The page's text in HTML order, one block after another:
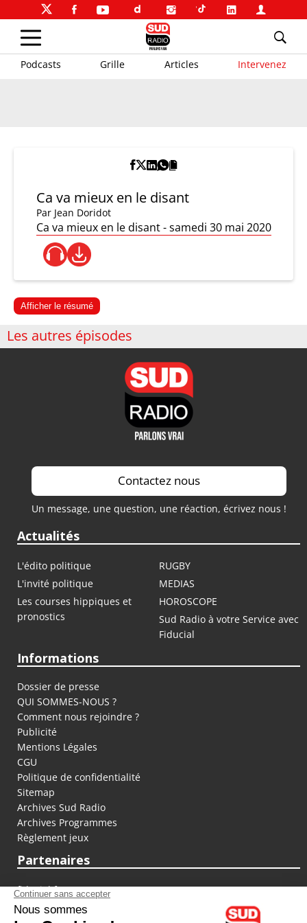
Podcasts Grille Articles Intervenez
Ca va mieux en le disant
Par Jean Doridot
Ca va mieux en le disant - samedi 30 mai 2020
Afficher le résumé
Les autres épisodes
Contactez nous
Un message, une question, une réaction, écrivez nous !
Actualités
L'édito politique
RUGBY
L'invité politique
MEDIAS
Les courses hippiques et
pronostics
HOROSCOPE
Sud Radio à votre Service avec
Fiducial
Informations
Dossier de presse
QUI SOMMES-NOUS ?
Comment nous rejoindre ?
Publicité
Mentions Légales
CGU
Politique de confidentialité
Sitemap
Archives Sud Radio
Archives Programmes
Règlement jeux
Partenaires
fiducial.fr
lyoncapitale.fr